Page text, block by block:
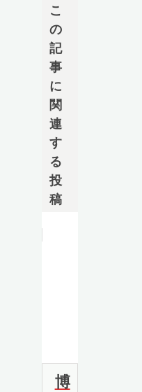
こ
の
記
事
に
関
連
す
る
投
稿
博